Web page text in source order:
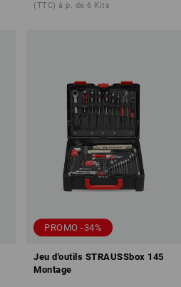
(TTC) à p. de 6 Kits
PROMO -34%
Jeu d'outils STRAUSSbox 145
Montage